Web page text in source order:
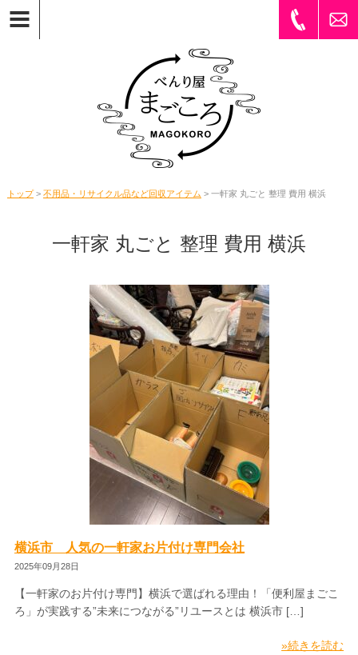
トップ> 不用品・リサイクル品など回収アイテム > 一軒家 丸ごと 整理 費用 横浜
一軒家 丸ごと 整理 費用 横浜
横浜市 人気の一軒家お片付け専門会社
2025年09月28日
【一軒家のお片付け専門】横浜で選ばれる理由！「便利屋まごこ
ろ」が実践する”未来につながる”リユースとは 横浜市 […]
»続きを読む